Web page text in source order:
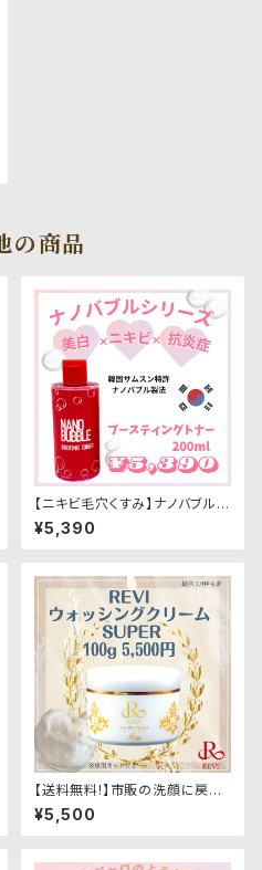
の商品
【ニキビ毛穴くすみ】ナノバブル
ブースティングトナー(化粧水)
¥5,390
【送料無料!】市販の洗顔に戻れ
ない！★ルヴィ ウォッシングク
リーム 100g
¥5,500